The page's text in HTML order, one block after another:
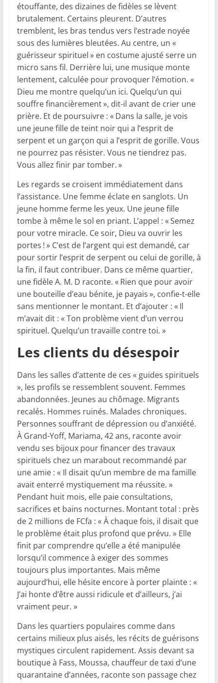
étouffante, des dizaines de fidèles se lèvent
brutalement. Certains pleurent. D’autres
tremblent, les bras tendus vers l’estrade noyée
sous des lumières bleutées. Au centre, un «
guérisseur spirituel » en costume ajusté serre un
micro sans fil. Derrière lui, une musique monte
lentement, calculée pour provoquer l’émotion. «
Dieu me montre quelqu’un ici. Quelqu’un qui
souffre financièrement », dit-il avant de crier une
prière. Et de poursuivre : « Dans la salle, je vois
une jeune fille de teint noir qui a l’esprit de
serpent et un garçon qui a l’esprit de gorille. Vous
ne pourrez pas résister. Vous ne tiendrez pas.
Vous allez finir par tomber. »
Les regards se croisent immédiatement dans
l’assistance. Une femme éclate en sanglots. Un
jeune homme ferme les yeux. Une jeune fille
tombe à même le sol en priant. L’appel : « Semez
pour votre miracle. Ce soir, Dieu va ouvrir les
portes ! » C’est de l’argent qui est demandé, car
pour sortir l’esprit de serpent ou celui de gorille, à
la fin, il faut contribuer. Dans ce même quartier,
une fidèle A. M. D raconte. « Rien que pour avoir
une bouteille d’eau bénite, je payais », confie-t-elle
sans mentionner le montant. Et d’ajouter : « Il
m’avait dit : « Ton problème vient d’un verrou
spirituel. Quelqu’un travaille contre toi. »
Les clients du désespoir
Dans les salles d’attente de ces « guides spirituels
», les profils se ressemblent souvent. Femmes
abandonnées. Jeunes au chômage. Migrants
recalés. Hommes ruinés. Malades chroniques.
Personnes souffrant de dépression ou d’anxiété.
À Grand-Yoff, Mariama, 42 ans, raconte avoir
vendu ses bijoux pour financer des travaux
spirituels chez un marabout recommandé par
une amie : « Il disait qu’un membre de ma famille
avait enterré mystiquement ma réussite. »
Pendant huit mois, elle paie consultations,
sacrifices et bains nocturnes. Montant total : près
de 2 millions de FCfa : « À chaque fois, il disait que
le problème était plus profond que prévu. » Elle
finit par comprendre qu’elle a été manipulée
lorsqu’il commence à exiger des sommes
toujours plus importantes. Mais même
aujourd’hui, elle hésite encore à porter plainte : «
J’ai honte d’être aussi ridicule et d’ailleurs, j’ai
vraiment peur. »
Dans les quartiers populaires comme dans
certains milieux plus aisés, les récits de guérisons
mystiques circulent rapidement. Assis devant sa
boutique à Fass, Moussa, chauffeur de taxi d’une
quarantaine d’années, raconte son passage chez